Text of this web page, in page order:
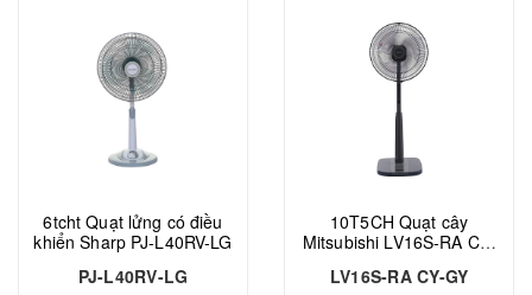
6tcht Quạt lửng có điều
khiển Sharp PJ-L40RV-LG
PJ-L40RV-LG
10T5CH Quạt cây
Mitsubishi LV16S-RA CY-
LV16S-RA CY-GY